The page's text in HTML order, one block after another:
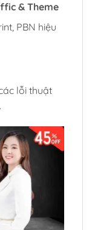
& Theme
PBN hiệu
lỗi thuật